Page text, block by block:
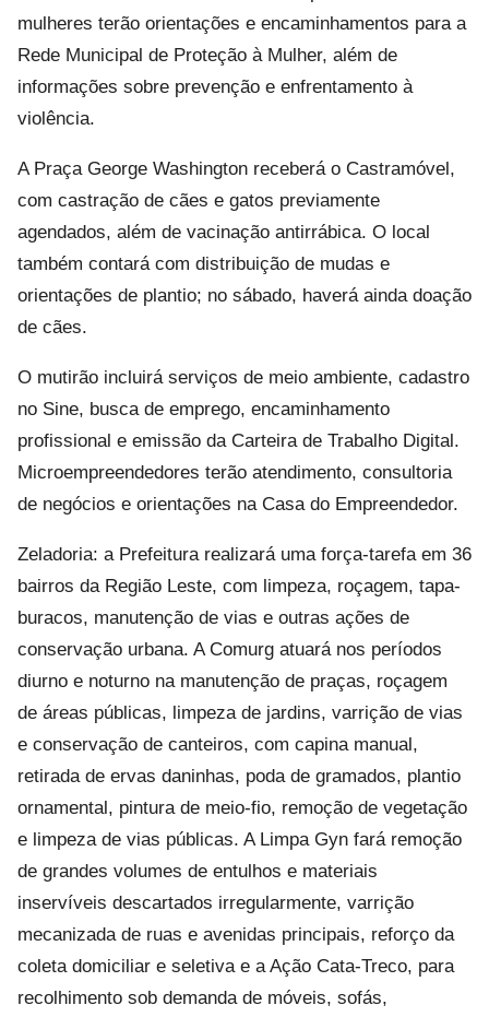
mulheres terão orientações e encaminhamentos para a
Rede Municipal de Proteção à Mulher, além de
informações sobre prevenção e enfrentamento à
violência.
A Praça George Washington receberá o Castramóvel,
com castração de cães e gatos previamente
agendados, além de vacinação antirrábica. O local
também contará com distribuição de mudas e
orientações de plantio; no sábado, haverá ainda doação
de cães.
O mutirão incluirá serviços de meio ambiente, cadastro
no Sine, busca de emprego, encaminhamento
profissional e emissão da Carteira de Trabalho Digital.
Microempreendedores terão atendimento, consultoria
de negócios e orientações na Casa do Empreendedor.
Zeladoria: a Prefeitura realizará uma força-tarefa em 36
bairros da Região Leste, com limpeza, roçagem, tapa-
buracos, manutenção de vias e outras ações de
conservação urbana. A Comurg atuará nos períodos
diurno e noturno na manutenção de praças, roçagem
de áreas públicas, limpeza de jardins, varrição de vias
e conservação de canteiros, com capina manual,
retirada de ervas daninhas, poda de gramados, plantio
ornamental, pintura de meio-fio, remoção de vegetação
e limpeza de vias públicas. A Limpa Gyn fará remoção
de grandes volumes de entulhos e materiais
inservíveis descartados irregularmente, varrição
mecanizada de ruas e avenidas principais, reforço da
coleta domiciliar e seletiva e a Ação Cata-Treco, para
recolhimento sob demanda de móveis, sofás,